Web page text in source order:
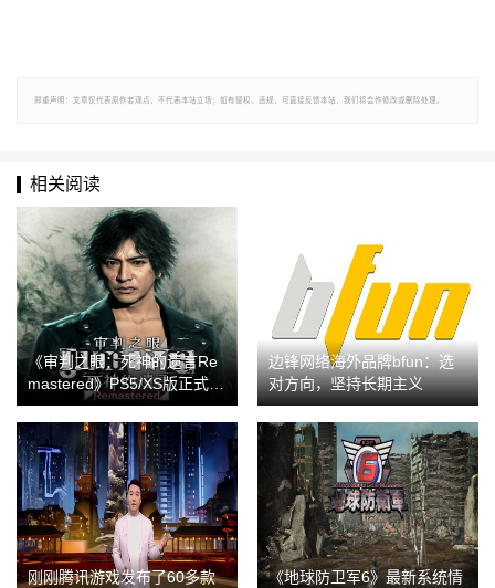
郑重声明：文章仅代表原作者观点，不代表本站立场；如有侵权、违规，可直接反馈本站，我们将会作修改或删除处理。
相关阅读
《审判之眼：死神的遗言Re
mastered》PS5/XS版正式发
售
边锋网络海外品牌bfun：选
对方向，坚持长期主义
刚刚腾讯游戏发布了60多款
《地球防卫军6》最新系统情